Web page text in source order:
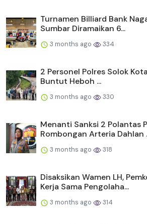
Turnamen Billiard Bank
Sumbar Diramaikan 6...
3 months ago 334
2 Personel Polres Solok
Buntut Heboh ...
3 months ago 330
Menanti Sanksi 2 Polantas
Rombongan Arteria Dahlan
3 months ago 318
Disaksikan Wamen LH,
Kerja Sama Pengolaha...
3 months ago 314